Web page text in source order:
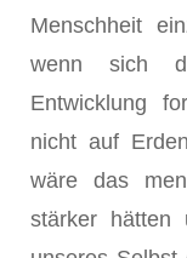
Menschheit
wenn sich
Entwicklung
nicht auf
wäre das
stärker hätten